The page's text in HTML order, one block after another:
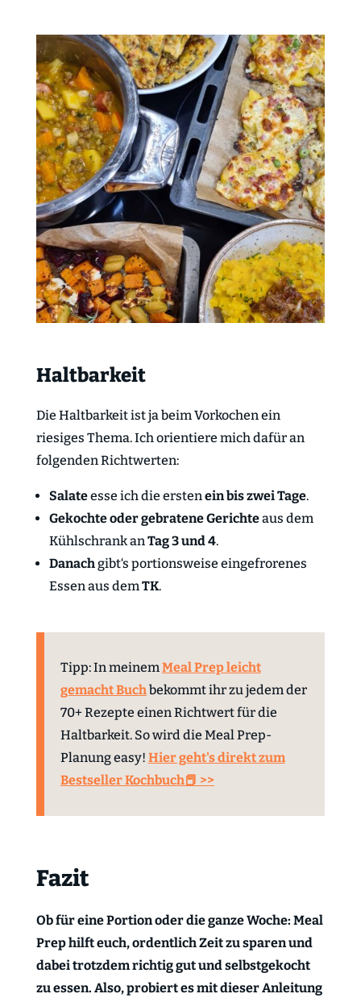
Haltbarkeit
Die Haltbarkeit ist ja beim Vorkochen ein
riesiges Thema. Ich orientiere mich dafür an
folgenden Richtwerten:
Salateesse ich die erstenein bis zwei Tage.
Gekochte oder gebratene Gerichteaus dem
Kühlschrank anTag 3 und 4.
Danachgibt‘s portionsweise eingefrorenes
Essen aus demTK.
Tipp: In meinemMeal Prep leicht
gemacht Buchbekommt ihr zu jedem der
70+ Rezepte einen Richtwert für die
Haltbarkeit. So wird die Meal Prep-
Planung easy! Hier geht's direkt zum
Bestseller Kochbuch📕 >>
Fazit
Ob für eine Portion oder die ganze Woche: Meal
Prep hilft euch, ordentlich Zeit zu sparen und
dabei trotzdem richtig gut und selbstgekocht
zu essen. Also, probiert es mit dieser Anleitung